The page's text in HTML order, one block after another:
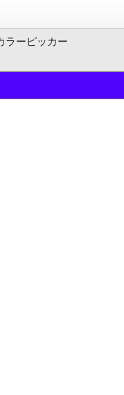
ラーピッカー